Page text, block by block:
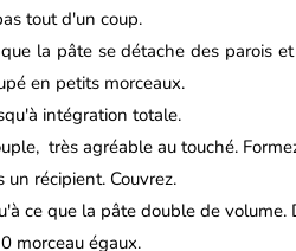
tout d'un coup.
la pâte se détache des
en petits morceaux.
intégration totale.
très agréable au touché.
un récipient. Couvrez.
ce que la pâte double de volume.
morceau égaux.